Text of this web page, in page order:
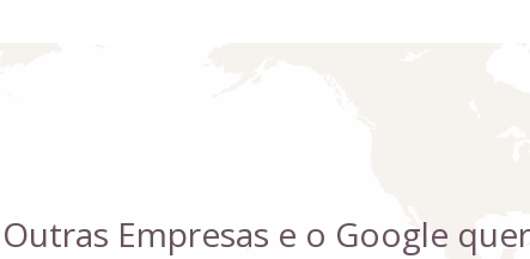
Outras Empresas e o Google